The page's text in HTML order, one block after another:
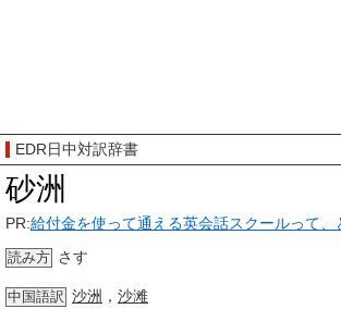
EDR日中対訳辞書
砂洲
PR:給付金を使って通える英会話スクールって、
読み方 さす
中国語訳 沙洲 ， 沙滩